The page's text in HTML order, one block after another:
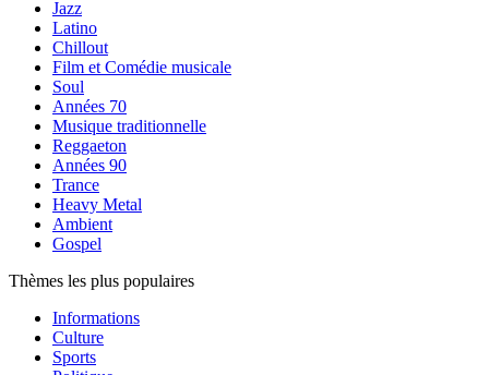
Jazz
Latino
Chillout
Film et Comédie musicale
Soul
Années 70
Musique traditionnelle
Reggaeton
Années 90
Trance
Heavy Metal
Ambient
Gospel
Thèmes les plus populaires
Informations
Culture
Sports